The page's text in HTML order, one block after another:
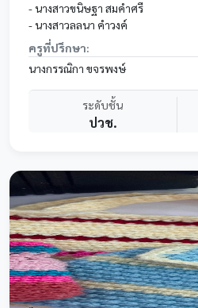
- นางสาวขนิษฐา สมคำศรี
- นางสาวลลนา คำวงค์
ครูที่ปรึกษา:
นางกรรณิกา ขจรพงษ์
ระดับชั้น
ปวช.